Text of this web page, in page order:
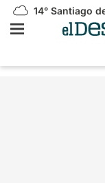
14° Santiago